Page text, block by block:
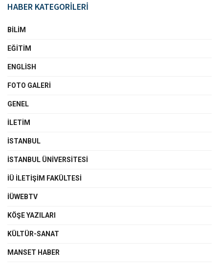
HABER KATEGORİLERİ
BILIM
EĞITIM
ENGLISH
FOTO GALERI
GENEL
İLETIM
İSTANBUL
İSTANBUL ÜNIVERSITESI
İÜ İLETIŞIM FAKÜLTESI
İÜWEBTV
KÖŞE YAZILARI
KÜLTÜR-SANAT
MANSET HABER